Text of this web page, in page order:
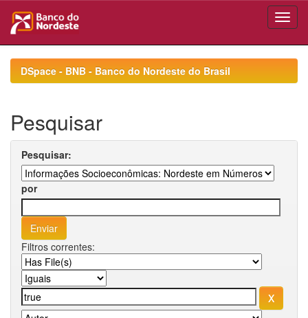
navigationDSpace - BNB - Banco do Nordeste do Brasil
Pesquisar
Pesquisar:
por
Filtros correntes: